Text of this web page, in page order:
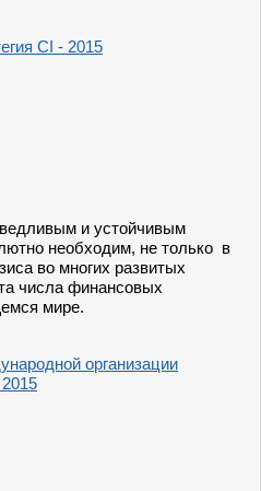
CI - 2015
и устойчивым
необходим, не только в
во многих развитых
числа финансовых
мире.
организации